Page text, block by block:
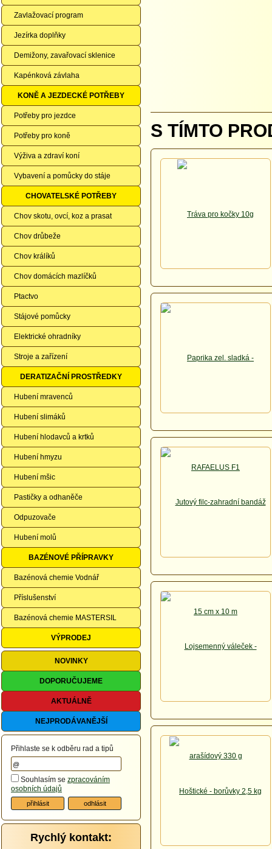
Zavlažovací program
Jezírka doplňky
Demižony, zavařovací sklenice
Kapénková závlaha
KONĚ A JEZDECKÉ POTŘEBY
Potřeby pro jezdce
Potřeby pro koně
Výživa a zdraví koní
Vybavení a pomůcky do stáje
CHOVATELSKÉ POTŘEBY
Chov skotu, ovcí, koz a prasat
Chov drůbeže
Chov králíků
Chov domácích mazlíčků
Ptactvo
Stájové pomůcky
Elektrické ohradníky
Stroje a zařízení
DERATIZAČNÍ PROSTŘEDKY
Hubení mravenců
Hubení slimáků
Hubení hlodavců a krtků
Hubení hmyzu
Hubení mšic
Pastičky a odhaněče
Odpuzovače
Hubení molů
BAZÉNOVÉ PŘÍPRAVKY
Bazénová chemie Vodnář
Příslušenství
Bazénová chemie MASTERSIL
VÝPRODEJ
NOVINKY
DOPORUČUJEME
AKTUÁLNĚ
NEJPRODÁVANĚJŠÍ
Přihlaste se k odběru rad a tipů
Souhlasím se zpracováním
osobních údajů
Rychlý kontakt:
S TÍMTO